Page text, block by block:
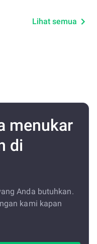
Lihat semua
menukar
di
Anda butuhkan.
kami kapan